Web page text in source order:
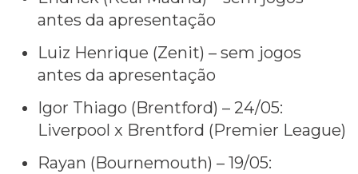
antes da apresentação
Luiz Henrique (Zenit) – sem jogos
antes da apresentação
Igor Thiago (Brentford) – 24/05:
Liverpool x Brentford (Premier League)
Rayan (Bournemouth) – 19/05: